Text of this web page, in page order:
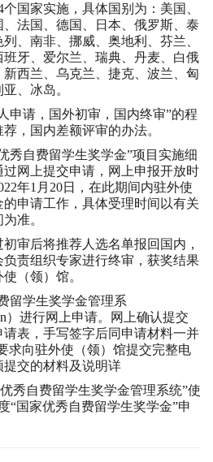
国家实施，具体国别为：美国、
法国、德国、日本、俄罗斯、泰
、南非、挪威、奥地利、芬兰、
牙、爱尔兰、瑞典、丹麦、白俄
西兰、乌克兰、捷克、波兰、匈
、冰岛。
申请，国外初审，国内终审”的程
，国内差额评审的办法。
秀自费留学生奖学金”项目实施细
网上提交申请，网上申报开放时
年1月20日，在此期间内驻外使
的申请工作，具体受理时间以有关
准。
审后将推荐人选名单报回国内，
责组织专家进行终审，获奖结果
（领）馆。
留学生奖学金管理系
）进行网上申请。网上确认提交
表，手写签字后同申请材料一并
求向驻外使（领）馆提交完整电
交的材料及说明详
秀自费留学生奖学金管理系统”使
“国家优秀自费留学生奖学金”申